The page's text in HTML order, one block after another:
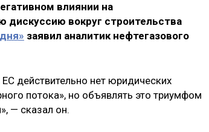
влиянии на
дискуссию вокруг строительства
заявил аналитик нефтегазового
действительно нет юридических
потока», но объявлять это триумфом
— сказал он.